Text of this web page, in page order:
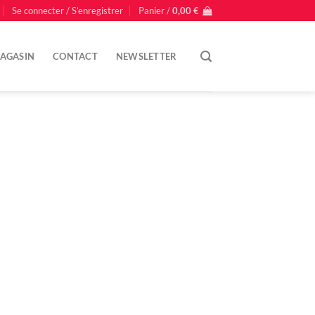
Se connecter / S’enregistrer Panier /0,00€
CONTACT NEWSLETTER